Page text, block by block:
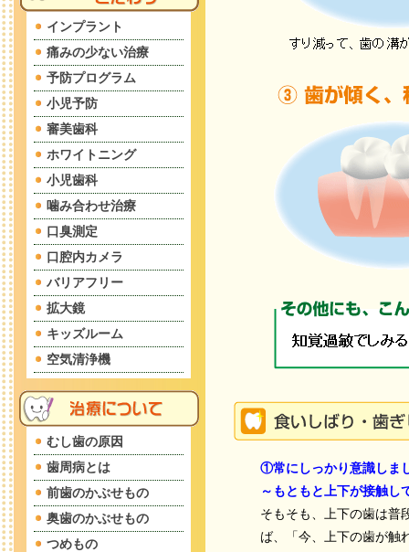
インプラント
痛みの少ない治療
予防プログラム
小児予防
審美歯科
ホワイトニング
小児歯科
噛み合わせ治療
口臭測定
口腔内カメラ
バリアフリー
拡大鏡
キッズルーム
空気清浄機
むし歯の原因
歯周病とは
前歯のかぶせもの
奥歯のかぶせもの
つめもの
①常にしっかり意識しま
～もともと上下が接触し
そもそも、上下の歯は普
ば、「今、上下の歯が触